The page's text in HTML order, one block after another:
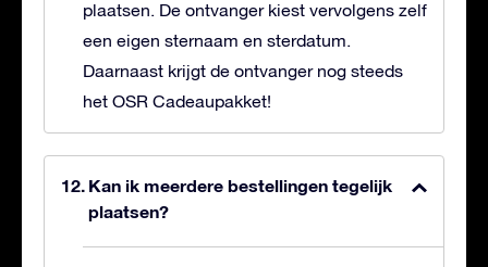
plaatsen. De ontvanger kiest vervolgens zelf
een eigen sternaam en sterdatum.
Daarnaast krijgt de ontvanger nog steeds
het OSR Cadeaupakket!
Kan ik meerdere bestellingen tegelijk
plaatsen?